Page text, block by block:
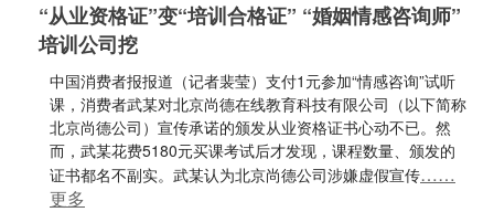
“从业资格证”变“培训合格证” “婚姻情感咨询师”
培训公司挖
中国消费者报报道（记者裴莹）支付1元参加“情感咨询”试听
课，消费者武某对北京尚德在线教育科技有限公司（以下简称
北京尚德公司）宣传承诺的颁发从业资格证书心动不已。然
而，武某花费5180元买课考试后才发现，课程数量、颁发的
证书都名不副实。武某认为北京尚德公司涉嫌虚假宣传……
更多